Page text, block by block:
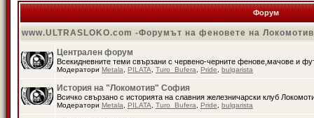
Форум
www.ULTRASLOKO.com -Форумът на феновете на
Централен форум
Всекидневните теми свързани с червено-черните фенове,мачове и
Модератори Metala PILATA Turo_Bufera Pride bulgarista
История на "Локомотив" София
Всичко свързано с историята на славния железничарски клуб
Модератори Metala PILATA Turo_Bufera Pride bulgarista